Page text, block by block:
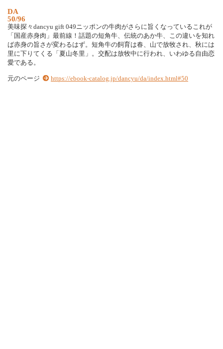
DA
50/96
美味探 々 dancyu gift 049ニ ッポンの牛肉がさ ら に 旨 く な っているこ れが
「 国 産赤身肉 」 最前線 ！ 話題の短角牛、 伝統のあか牛、 こ の違いを知れ
ば赤身の旨さ が変わるはず。 短角牛の飼 育は春、 山で放牧さ れ、 秋には
里に 下 り て く る 「 夏 山冬里 」 。 交配は放牧中に行われ、 いわゆる自 由恋
愛である。
元のページ https://ebook-catalog.jp/dancyu/da/index.html#50